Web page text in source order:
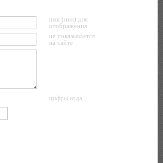
имя (ник) для
отображения
не показывается
на сайте
цифры кода